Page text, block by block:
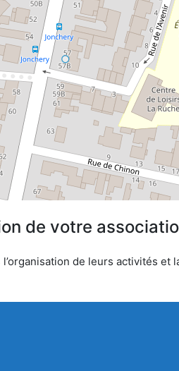
de votre
de leurs activités